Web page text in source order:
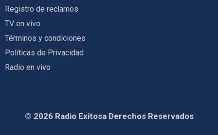
Registro de reclamos
TV en vivo
Términos y condiciones
Políticas de Privacidad
Radio en vivo
© 2026 Radio Exitosa Derechos Reservados